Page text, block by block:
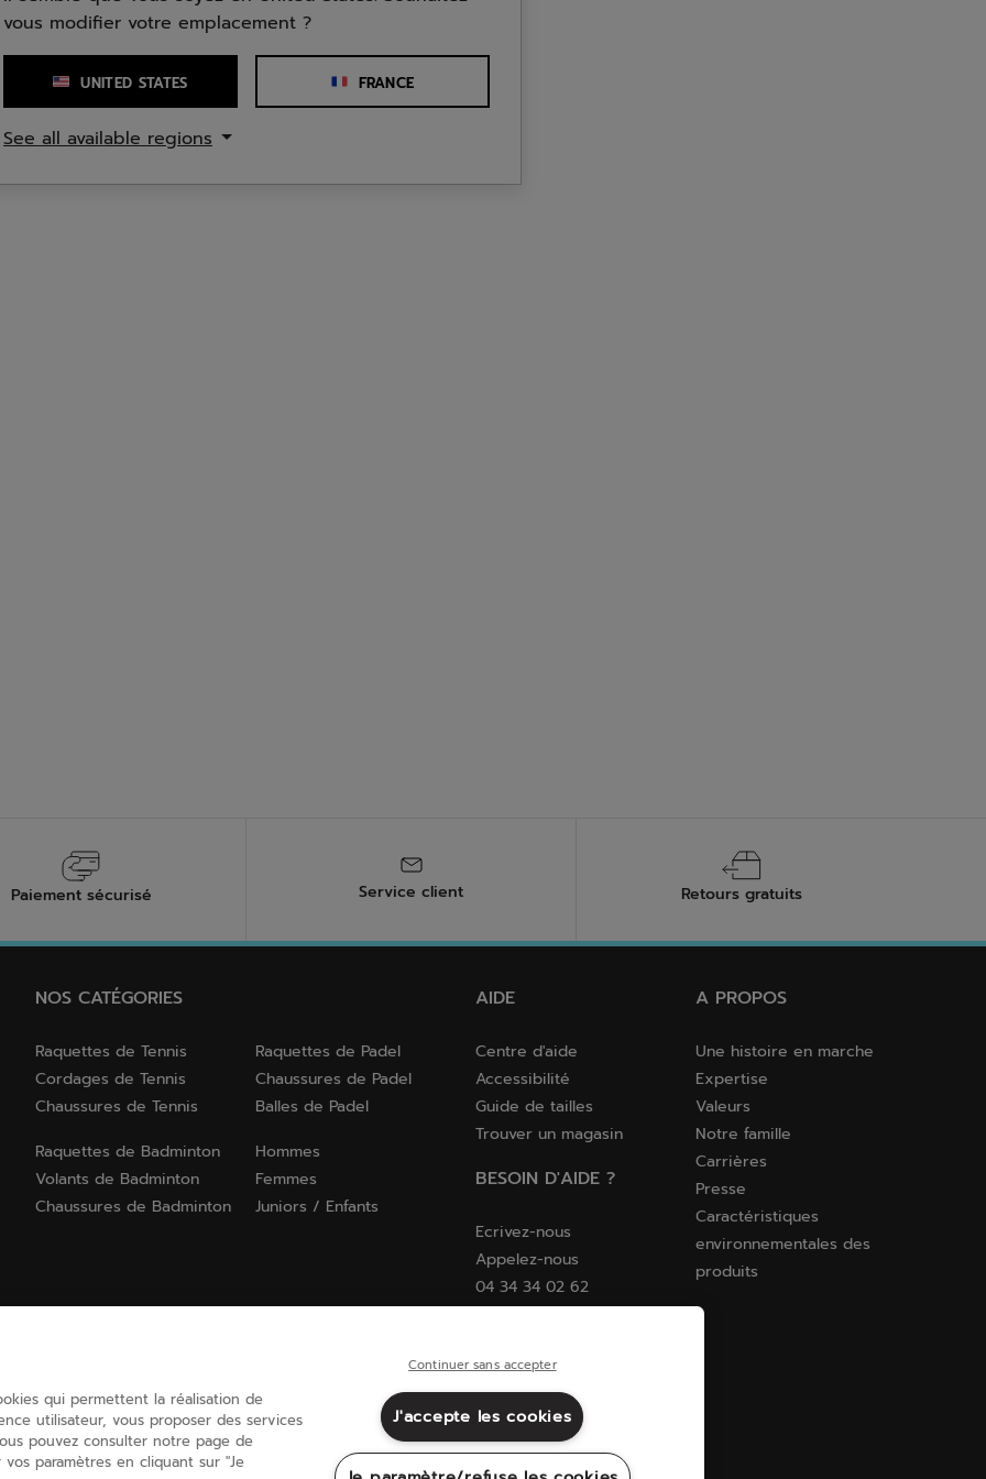
Paiement sécurisé Service client Retours gratuits
NOS CATÉGORIES
Raquettes de Tennis
Cordages de Tennis
Chaussures de Tennis
Raquettes de Padel
Chaussures de Padel
Balles de Padel
Raquettes de Badminton
Volants de Badminton
Chaussures de Badminton
Hommes
Femmes
Juniors / Enfants
AIDE
Centre d'aide
Accessibilité
Guide de tailles
Trouver un magasin
BESOIN D'AIDE ?
Ecrivez-nous
Appelez-nous
04 34 34 02 62
A PROPOS
Une histoire en marche
Expertise
Valeurs
Notre famille
Carrières
Presse
Caractéristiques
environnementales des
produits
(français)
vous modifier votre emplacement ?
UNITED STATES FRANCE
See all available regions
qui permettent la réalisation de
utilisateur, vous proposer des services
pouvez consulter notre page de
paramètres en cliquant sur "Je
Continuer sans accepter
J'accepte les cookies